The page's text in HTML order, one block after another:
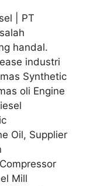
| PT
handal.
industri
Synthetic
oli Engine
Oil, Supplier
Mill